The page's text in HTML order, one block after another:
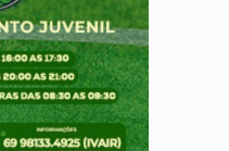
Brasil reúne dimensão continental e posição
dicas importantes para quem quer
nova espécie de rã em florestas